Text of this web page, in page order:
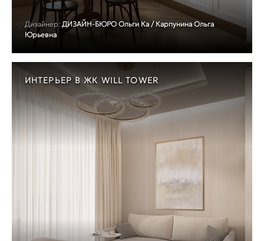
Дизайнер: ДИЗАЙН-БЮРО Ольги Ка / Карпунина Ольга
Юрьевна
ИНТЕРЬЕР В ЖК WILL TOWER